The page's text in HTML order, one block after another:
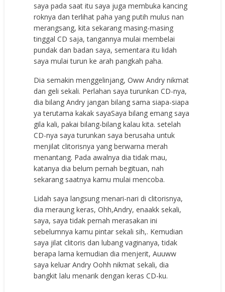
saya pada saat itu saya juga membuka kancing
roknya dan terlihat paha yang putih mulus nan
merangsang, kita sekarang masing-masing
tinggal CD saja, tangannya mulai membelai
pundak dan badan saya, sementara itu lidah
saya mulai turun ke arah pangkah paha.
Dia semakin menggelinjang, Oww Andry nikmat
dan geli sekali. Perlahan saya turunkan CD-nya,
dia bilang Andry jangan bilang sama siapa-siapa
ya terutama kakak sayaSaya bilang emang saya
gila kali, pakai bilang-bilang kalau kita. setelah
CD-nya saya turunkan saya berusaha untuk
menjilat clitorisnya yang berwarna merah
menantang. Pada awalnya dia tidak mau,
katanya dia belum pernah begituan, nah
sekarang saatnya kamu mulai mencoba.
Lidah saya langsung menari-nari di clitorisnya,
dia meraung keras, Ohh,Andry, enaakk sekali,
saya, saya tidak pernah merasakan ini
sebelumnya kamu pintar sekali sih,. Kemudian
saya jilat clitoris dan lubang vaginanya, tidak
berapa lama kemudian dia menjerit, Auuww
saya keluar Andry Oohh nikmat sekali, dia
bangkit lalu menarik dengan keras CD-ku.